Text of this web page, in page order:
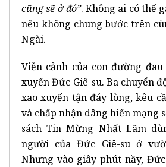
cũng sẽ ở đó”. Không ai có thể
nếu không chung bước trên
Ngài.
Viễn cảnh của con đường
xuyến Đức Giê-su. Ba chuyển
xao xuyến tận đáy lòng, kêu
và chấp nhận dâng hiến mạng
sách Tin Mừng Nhất Lãm
người của Đức Giê-su ở
Nhưng vào giây phút nầy,